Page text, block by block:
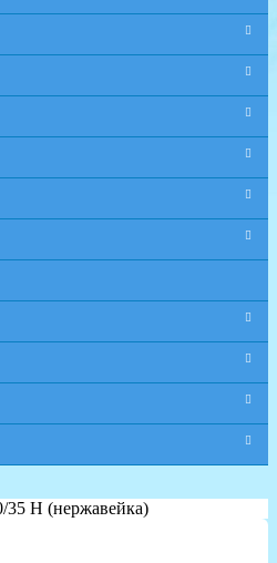
35 Н (нержавейка)